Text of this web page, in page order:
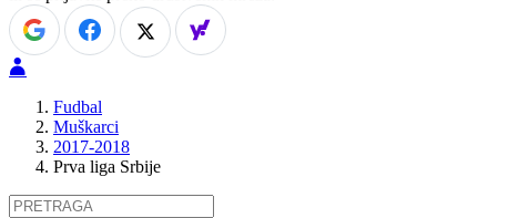
Fudbal
Muškarci
2017-2018
Prva liga Srbije